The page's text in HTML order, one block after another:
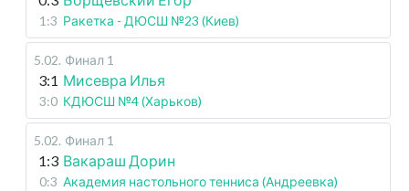
1:3 Ракетка - ДЮСШ №23 (Киев)
5.02. Финал 1
3:1 Мисевра Илья
3:0 КДЮСШ №4 (Харьков)
5.02. Финал 1
1:3 Вакараш Дорин
0:3 Академия настольного тенниса (Андреевка)